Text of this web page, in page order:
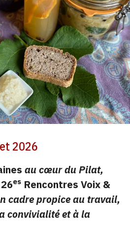
2026
au cœur du Pilat,
26es Rencontres Voix &
cadre propice au travail,
convivialité et à la